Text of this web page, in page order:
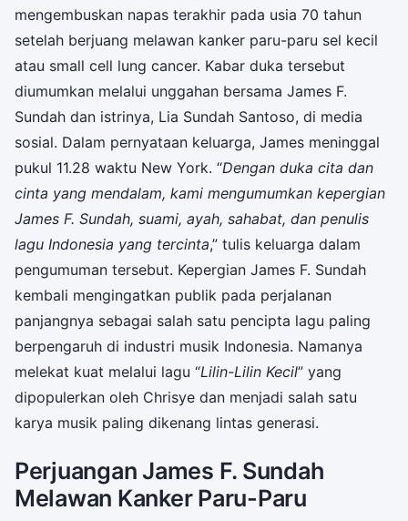
mengembuskan napas terakhir pada usia 70 tahun
setelah berjuang melawan kanker paru-paru sel kecil
atau small cell lung cancer. Kabar duka tersebut
diumumkan melalui unggahan bersama James F.
Sundah dan istrinya, Lia Sundah Santoso, di media
sosial. Dalam pernyataan keluarga, James meninggal
pukul 11.28 waktu New York. “Dengan duka cita dan
cinta yang mendalam, kami mengumumkan kepergian
James F. Sundah, suami, ayah, sahabat, dan penulis
lagu Indonesia yang tercinta,” tulis keluarga dalam
pengumuman tersebut. Kepergian James F. Sundah
kembali mengingatkan publik pada perjalanan
panjangnya sebagai salah satu pencipta lagu paling
berpengaruh di industri musik Indonesia. Namanya
melekat kuat melalui lagu “Lilin-Lilin Kecil” yang
dipopulerkan oleh Chrisye dan menjadi salah satu
karya musik paling dikenang lintas generasi.
Perjuangan James F. Sundah
Melawan Kanker Paru-Paru